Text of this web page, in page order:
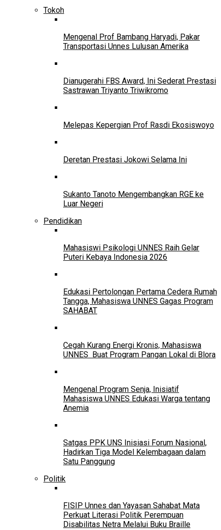
Tokoh
Mengenal Prof Bambang Haryadi, Pakar
Transportasi Unnes Lulusan Amerika
Dianugerahi FBS Award, Ini Sederat Prestasi
Sastrawan Triyanto Triwikromo
Melepas Kepergian Prof Rasdi Ekosiswoyo
Deretan Prestasi Jokowi Selama Ini
Sukanto Tanoto Mengembangkan RGE ke
Luar Negeri
Pendidikan
Mahasiswi Psikologi UNNES Raih Gelar
Puteri Kebaya Indonesia 2026
Edukasi Pertolongan Pertama Cedera Rumah
Tangga, Mahasiswa UNNES Gagas Program
SAHABAT
Cegah Kurang Energi Kronis, Mahasiswa
UNNES Buat Program Pangan Lokal di Blora
Mengenal Program Senja, Inisiatif
Mahasiswa UNNES Edukasi Warga tentang
Anemia
Satgas PPK UNS Inisiasi Forum Nasional,
Hadirkan Tiga Model Kelembagaan dalam
Satu Panggung
Politik
FISIP Unnes dan Yayasan Sahabat Mata
Perkuat Literasi Politik Perempuan
Disabilitas Netra Melalui Buku Braille